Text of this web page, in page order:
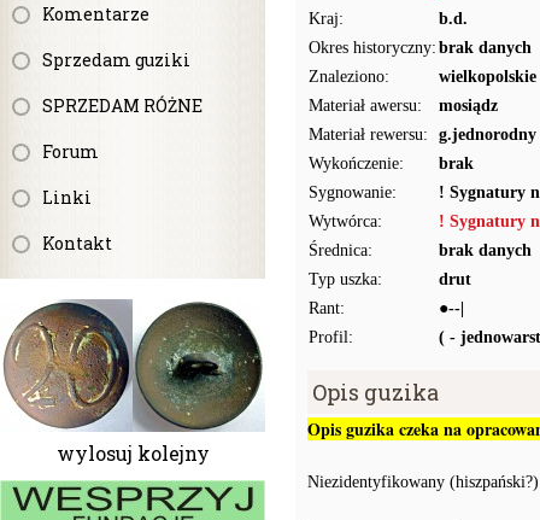
Komentarze
Sprzedam guziki
SPRZEDAM RÓŻNE
Forum
Linki
Kontakt
wylosuj kolejny
Kraj:
b.d.
Okres historyczny: brak danych
Znaleziono:
wielkopolskie
Materiał awersu:
mosiądz
Materiał rewersu:
g.jednorodny
Wykończenie:
brak
Sygnowanie:
! Sygnatury
Wytwórca:
! Sygnatury
Średnica:
brak danych
Typ uszka:
drut
Rant:
●--|
Profil:
( -
Opis guzika
Opis guzika czeka na
Niezidentyfikowany